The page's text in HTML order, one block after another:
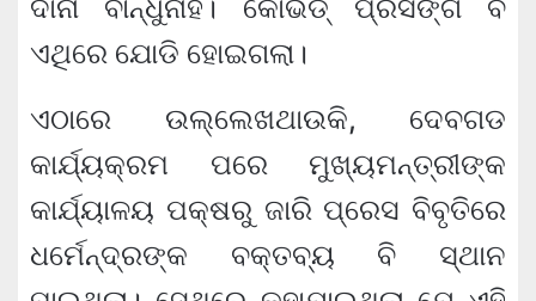
ଦାନା ବାନ୍ଧୁନାହିଁ। କୋଭିଡ୍ ପ୍ରସଙ୍ଗ ବି
ଏଥିରେ ଯୋଡି ହୋଇଗଲା।
ଏଠାରେ ଉଲ୍ଲେଖଥାଉକି, ଦେବଗଡ
କାର୍ଯ୍ୟକ୍ରମ ପରେ ମୁଖ୍ୟମନ୍ତ୍ରୀଙ୍କ
କାର୍ଯ୍ୟାଳୟ ପକ୍ଷରୁ ଜାରି ପ୍ରେସ ବିବୃତିରେ
ଧର୍ମେନ୍ଦ୍ରଙ୍କ ବକ୍ତବ୍ୟ ବି ସ୍ଥାନ